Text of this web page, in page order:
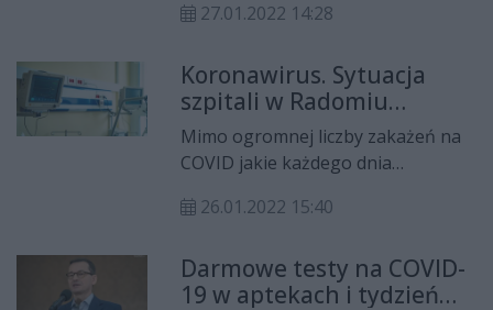
antygenowy w kierunku wykrycia
przeprowadzony przez farmaceutę
w aptece ogólnodostępnej - tyle
teorii, a jak to wygląda w praktyce?
27.01.2022 14:28
Koronawirus. Sytuacja
szpitali w Radomiu
stabilna
Mimo ogromnej liczby zakażeń na
COVID jakie każdego dnia
to sytuacja epidemiologiczna w
stabilna. Obie lecznice dysponują
wolnymi łóżkami dla osób
26.01.2022 15:40
Darmowe testy na COVID-
19 w aptekach i tydzień